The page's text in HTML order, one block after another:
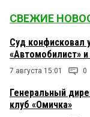
СВЕЖИЕ
Суд конфисковал
«Автомобилист»
7 августа 15:01 0
Генеральный
клуб «Омичка»